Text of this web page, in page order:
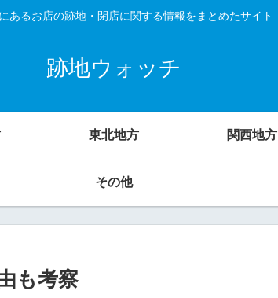
あるお店の跡地・閉店に関する情報をまとめたサイト
跡地ウォッチ
東北地方 関西地方
その他
も考察